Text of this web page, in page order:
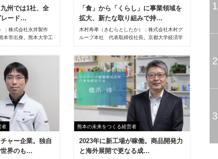
州では1社、全
レード…
：株式会社永井製作
本市出身。熊本大学工
表取締役社長就任。
「食」から「くらし」に事業領域を
拡大、新たな取り組みで持…
木村寿孝（きむらとしたか）：株式会社木村グ
ループ本社 代表取締役社長。京都大学経済学
ン。同年、株式会社木村入社。19年取締役、
20年取締役専務執行役員、22年7月㈱木村代表
取締役社長就任。23年5月より現職も兼任。
者
ャー企業。独自
世界のも…
熊本の未来をつくる経営者
2023年に新工場が稼働。商品開発力
と海外展開で更なる成…
1
2
3